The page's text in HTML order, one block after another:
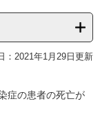
：2021年1月29日更新
症の患者の死亡が